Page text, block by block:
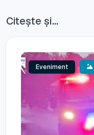
Citește și...
Eveniment